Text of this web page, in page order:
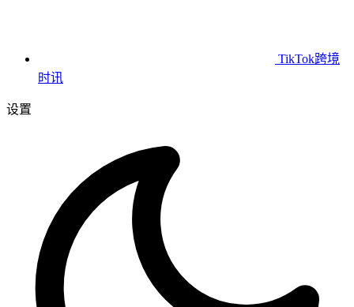
TikTok跨境
时讯
设置